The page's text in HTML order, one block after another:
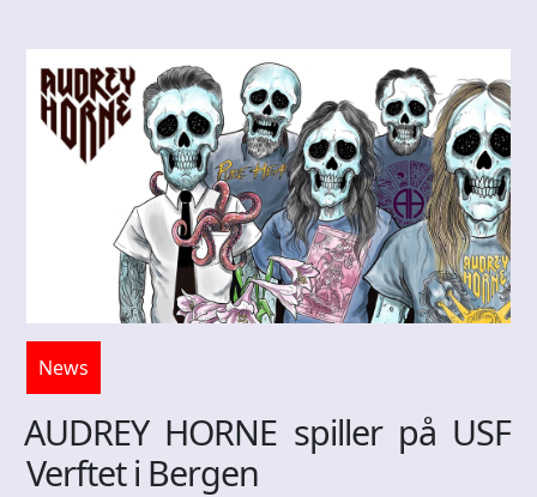
News
AUDREY HORNE spiller på USF
Verftet i Bergen